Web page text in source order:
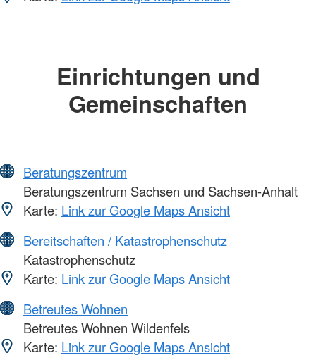
Einrichtungen und
Gemeinschaften
Beratungszentrum
Beratungszentrum Sachsen und Sachsen-Anhalt
Karte: Link zur Google Maps Ansicht
Bereitschaften / Katastrophenschutz
Katastrophenschutz
Karte: Link zur Google Maps Ansicht
Betreutes Wohnen
Betreutes Wohnen Wildenfels
Karte: Link zur Google Maps Ansicht